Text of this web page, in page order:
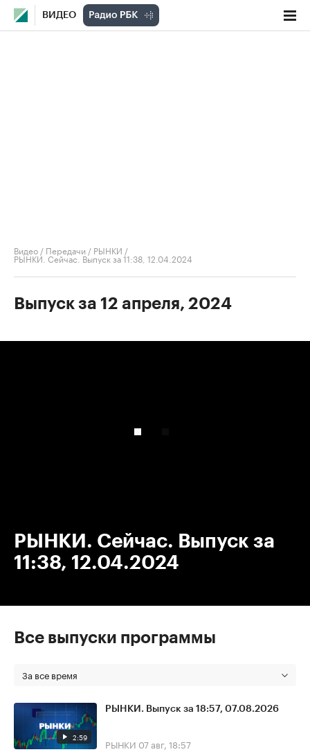
ВИДЕО
Видео / Передачи / РЫНКИ /
РЫНКИ. Сейчас. Выпуск за 11:38, 12.04.2024
Выпуск за 12 апреля, 2024
РЫНКИ. Сейчас. Выпуск за
11:38, 12.04.2024
Все выпуски программы
За все время
2:59
РЫНКИ. Выпуск за 18:57, 07.08.2026
РЫНКИ 07 авг, 18:57